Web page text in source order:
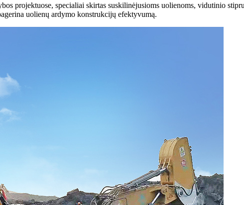
projektuose, specialiai skirtas suskilinėjusioms uolienoms, vidutinio
uolienų ardymo konstrukcijų efektyvumą.